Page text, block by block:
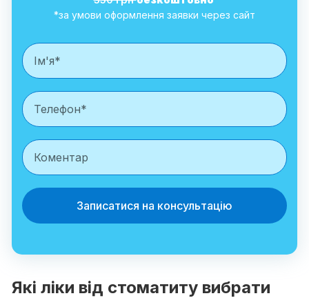
*за умови оформлення заявки через сайт
Записатися на консультацію
Які ліки від стоматиту вибрати